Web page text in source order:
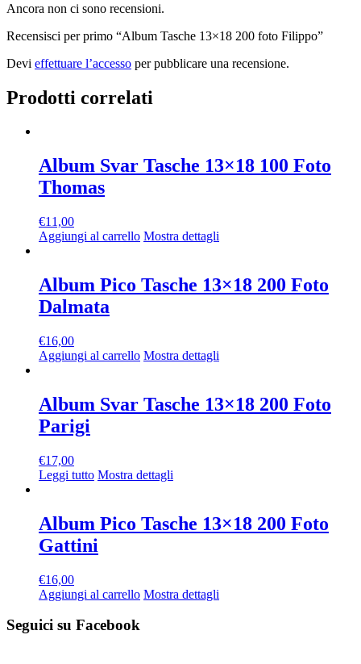
Ancora non ci sono recensioni.
Recensisci per primo “Album Tasche 13×18 200 foto Filippo”
Devi effettuare l’accesso per pubblicare una recensione.
Prodotti correlati
Album Svar Tasche 13×18 100 Foto
Thomas
€11,00
Aggiungi al carrello Mostra dettagli
Album Pico Tasche 13×18 200 Foto
Dalmata
€16,00
Aggiungi al carrello Mostra dettagli
Album Svar Tasche 13×18 200 Foto
Parigi
€17,00
Leggi tutto Mostra dettagli
Album Pico Tasche 13×18 200 Foto
Gattini
€16,00
Aggiungi al carrello Mostra dettagli
Seguici su Facebook